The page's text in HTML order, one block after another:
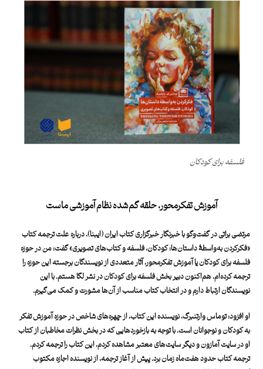
فلسفه برای کودکان
آموزش تفکرمحور، حلقه گم‌شده نظام آموزشی ماست
مرتضی براتی در گفت‌وگو با خبرنگارخبرگزاری کتاب ایران(ایبنا)، درباره علت ترجمه کتاب
«فکرکردن به‌واسطۀ داستان‌ها: کودکان، فلسفه و کتاب‌های تصویری» گفت: من در حوزه
فلسفه برای کودکان یا آموزش تفکرمحور، آثار متعددی از نویسندگان برجسته این حوزه را
ترجمه کرده‌ام. هم‌اکنون دبیر بخش فلسفه برای کودکان در نشر لگا هستم. با این
نویسندگان ارتباط دارم و در انتخاب کتاب مناسب از آن‌ها مشورت و کمک می‌گیرم.
او افزود: توماس وارتنبرگ، نویسنده این کتاب، از چهره‌های شاخص در حوزه آموزش تفکر
به کودکان و نوجوانان است. با توجه به بازخوردهایی که در بخش نظرات مخاطبان از کتاب
او در سایت آمازون و دیگر سایت‌های معتبر مشاهده کردم، این کتاب را ترجمه کردم.
ترجمه کتاب حدود هفت‌ماه زمان برد. پیش از آغاز ترجمه، از نویسنده اجازه مکتوب